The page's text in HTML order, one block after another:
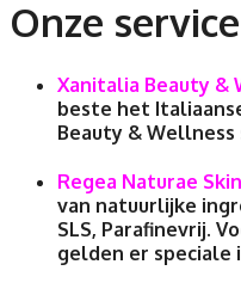
Onze service
Xanitalia Beauty &
beste het
Beauty & Wellness
Regea Naturae
van natuurlijke
SLS, Parafinevrij.
gelden er speciale